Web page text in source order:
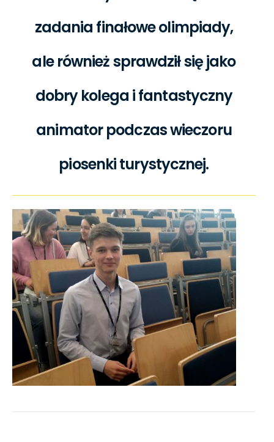
zadania finałowe olimpiady,
ale również sprawdził się jako
dobry kolega i fantastyczny
animator podczas wieczoru
piosenki turystycznej.